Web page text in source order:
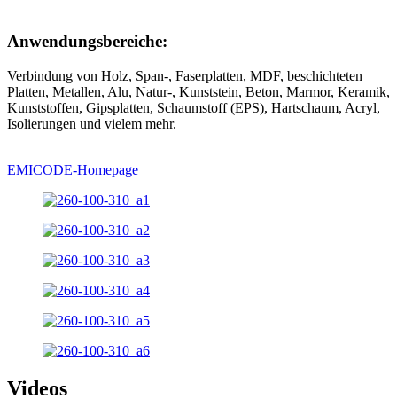
Anwendungsbereiche:
Verbindung von Holz, Span-, Faserplatten, MDF, beschichteten
Platten, Metallen, Alu, Natur-, Kunststein, Beton, Marmor, Keramik,
Kunststoffen, Gipsplatten, Schaumstoff (EPS), Hartschaum, Acryl,
Isolierungen und vielem mehr.
EMICODE-Homepage
Videos